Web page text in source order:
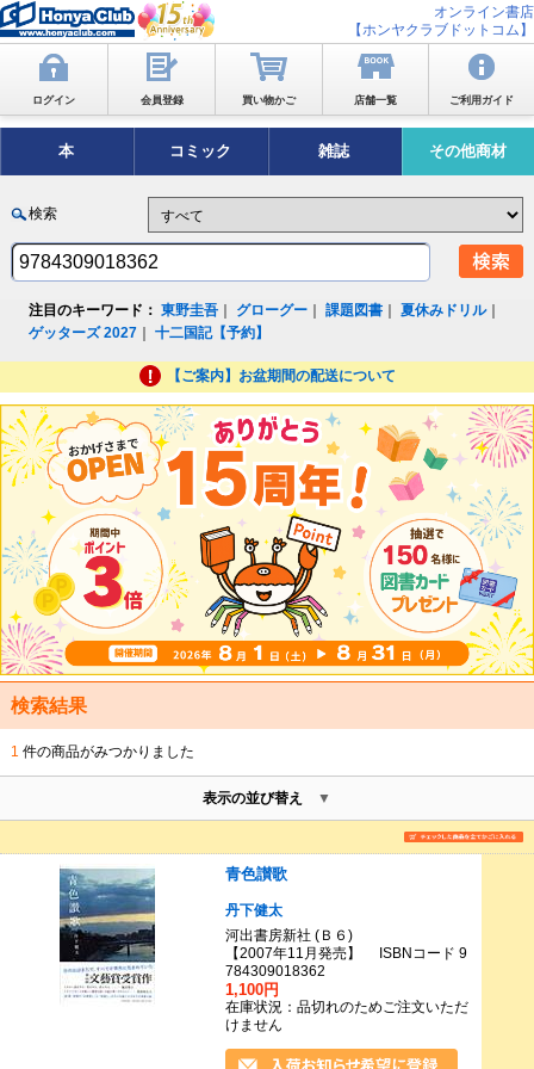
オンライン書店
【ホンヤクラブドットコム】
ログイン 会員登録 買い物かご 店舗一覧 ご利用ガイド
本 コミック 雑誌 その他商材
検索
注目のキーワード： 東野圭吾 グローグー ｜課題図書 ｜夏休みドリル｜
ゲッターズ 2027 ｜十二国記【予約】
【ご案内】お盆期間の配送について
検索結果
1 件の商品がみつかりました
表示の並び替え
青色讃歌
丹下健太
河出書房新社 (Ｂ６)
【2007年11月発売】 ISBNコード 9
784309018362
1,100円
在庫状況：品切れのためご注文いただ
けません